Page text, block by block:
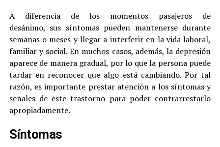
A diferencia de los momentos pasajeros de
desánimo, sus síntomas pueden mantenerse durante
semanas o meses y llegar a interferir en la vida laboral,
familiar y social. En muchos casos, además, la depresión
aparece de manera gradual, por lo que la persona puede
tardar en reconocer que algo está cambiando. Por tal
razón, es importante prestar atención a los síntomas y
señales de este trastorno para poder contrarrestarlo
apropiadamente.
Síntomas